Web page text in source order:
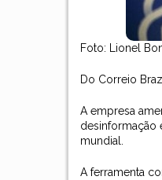
Foto: Lionel
Do Correio
A empresa
desinformação
mundial.
A ferramenta